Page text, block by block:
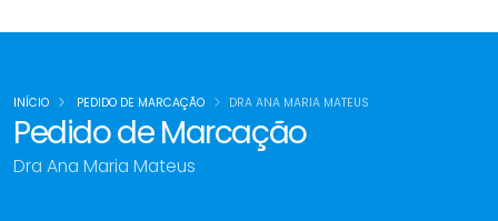
Pedido de Marcação
Dra Ana Maria Mateus
INÍCIO PEDIDO DE MARCAÇÃO DRA ANA MARIA MATEUS